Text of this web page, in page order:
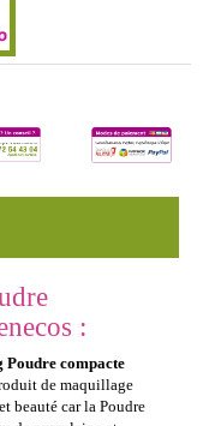
:
Poudre compacte
de maquillage
beauté car la Poudre